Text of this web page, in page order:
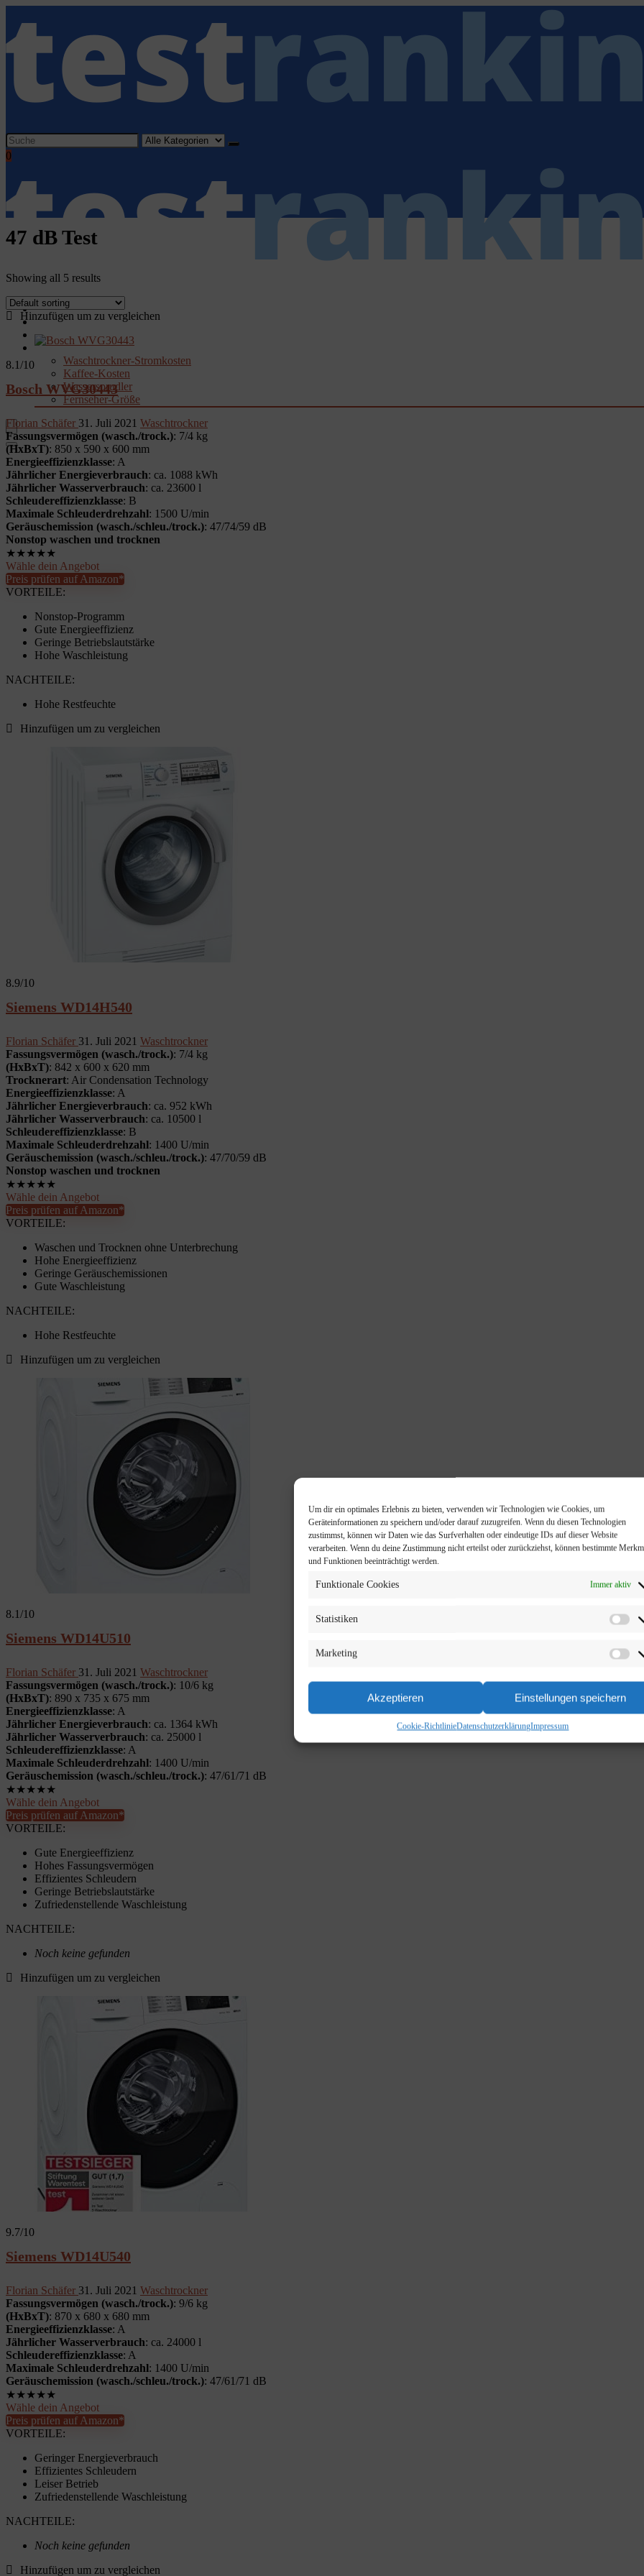
Um dir ein optimales Erlebnis zu bieten, verwenden wir Technologien wie Cookies, um
Geräteinformationen zu speichern und/oder darauf zuzugreifen. Wenn du diesen Technologien
zustimmst, können wir Daten wie das Surfverhalten oder eindeutige IDs auf dieser Website
verarbeiten. Wenn du deine Zustimmung nicht erteilst oder zurückziehst, können bestimmte
und Funktionen beeinträchtigt werden.
Funktionale Cookies Immer aktiv
Statistiken
Marketing
Akzeptieren Einstellungen speichern
Cookie-RichtlinieDatenschutzerklärungImpressum
Search
for:
0
Home
Haushaltsgeräte
Garten
Rechner & Tools
Waschtrockner-Stromkosten
Kaffee-Kosten
Wassersprudler
Fernseher-Größe
47 dB Test
Showing all 5 results
Hinzufügen um zu vergleichen
8.1/10
Bosch WVG30443
Florian Schäfer 31. Juli 2021 Waschtrockner
Fassungsvermögen (wasch./trock.): 7/4 kg
(HxBxT): 850 x 590 x 600 mm
Energieeffizienzklasse: A
Jährlicher Energieverbrauch: ca. 1088 kWh
Jährlicher Wasserverbrauch: ca. 23600 l
Schleudereffizienzklasse: B
Maximale Schleuderdrehzahl: 1500 U/min
Geräuschemission (wasch./schleu./trock.): 47/74/59 dB
Nonstop waschen und trocknen
★★★★★
Wähle dein Angebot
Preis prüfen auf Amazon*
VORTEILE:
Nonstop-Programm
Gute Energieeffizienz
Geringe Betriebslautstärke
Hohe Waschleistung
NACHTEILE:
Hohe Restfeuchte
Hinzufügen um zu vergleichen
8.9/10
Siemens WD14H540
Florian Schäfer 31. Juli 2021 Waschtrockner
Fassungsvermögen (wasch./trock.): 7/4 kg
(HxBxT): 842 x 600 x 620 mm
Trocknerart: Air Condensation Technology
Energieeffizienzklasse: A
Jährlicher Energieverbrauch: ca. 952 kWh
Jährlicher Wasserverbrauch: ca. 10500 l
Schleudereffizienzklasse: B
Maximale Schleuderdrehzahl: 1400 U/min
Geräuschemission (wasch./schleu./trock.): 47/70/59 dB
Nonstop waschen und trocknen
★★★★★
Wähle dein Angebot
Preis prüfen auf Amazon*
VORTEILE:
Waschen und Trocknen ohne Unterbrechung
Hohe Energieeffizienz
Geringe Geräuschemissionen
Gute Waschleistung
NACHTEILE:
Hohe Restfeuchte
Hinzufügen um zu vergleichen
8.1/10
Siemens WD14U510
Florian Schäfer 31. Juli 2021 Waschtrockner
Fassungsvermögen (wasch./trock.): 10/6 kg
(HxBxT): 890 x 735 x 675 mm
Energieeffizienzklasse: A
Jährlicher Energieverbrauch: ca. 1364 kWh
Jährlicher Wasserverbrauch: ca. 25000 l
Schleudereffizienzklasse: A
Maximale Schleuderdrehzahl: 1400 U/min
Geräuschemission (wasch./schleu./trock.): 47/61/71 dB
★★★★★
Wähle dein Angebot
Preis prüfen auf Amazon*
VORTEILE:
Gute Energieeffizienz
Hohes Fassungsvermögen
Effizientes Schleudern
Geringe Betriebslautstärke
Zufriedenstellende Waschleistung
NACHTEILE:
Noch keine gefunden
Hinzufügen um zu vergleichen
9.7/10
Siemens WD14U540
Florian Schäfer 31. Juli 2021 Waschtrockner
Fassungsvermögen (wasch./trock.): 9/6 kg
(HxBxT): 870 x 680 x 680 mm
Energieeffizienzklasse: A
Jährlicher Wasserverbrauch: ca. 24000 l
Schleudereffizienzklasse: A
Maximale Schleuderdrehzahl: 1400 U/min
Geräuschemission (wasch./schleu./trock.): 47/61/71 dB
★★★★★
Wähle dein Angebot
Preis prüfen auf Amazon*
VORTEILE:
Geringer Energieverbrauch
Effizientes Schleudern
Leiser Betrieb
Zufriedenstellende Waschleistung
NACHTEILE:
Noch keine gefunden
Hinzufügen um zu vergleichen